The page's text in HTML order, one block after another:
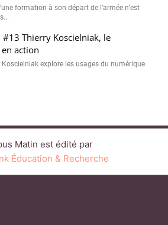
formation à son départ de l’armée n’est
Thierry Koscielniak, le
action
Koscielniak explore les usages du numérique
Matin est édité par
Éducation & Recherche